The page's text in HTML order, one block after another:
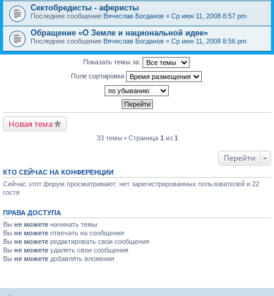
Сектобредисты - аферисты
Последнее сообщение Вячеслав Богданов « Ср июн 11, 2008 8:57 pm
Обращение «О Земле и национальной идее»
Последнее сообщение Вячеслав Богданов « Ср июн 11, 2008 8:56 pm
Показать темы за:
Поле сортировки
Новая тема
33 темы • Страница 1 из 1
Перейти
КТО СЕЙЧАС НА КОНФЕРЕНЦИИ
Сейчас этот форум просматривают: нет зарегистрированных пользователей и 22
гостя
ПРАВА ДОСТУПА
Вы не можете начинать темы
Вы не можете отвечать на сообщения
Вы не можете редактировать свои сообщения
Вы не можете удалять свои сообщения
Вы не можете добавлять вложения